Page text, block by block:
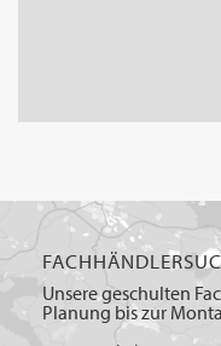
Unsere geschulten
Planung bis zur